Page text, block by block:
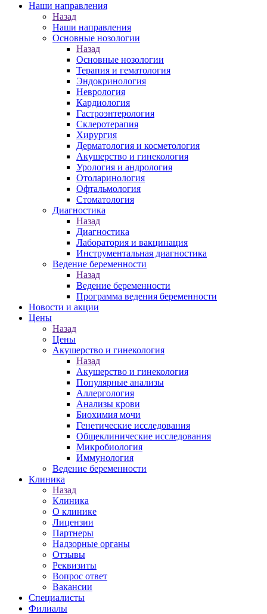
Наши направления
Назад
Наши направления
Основные нозологии
Назад
Основные нозологии
Терапия и гематология
Эндокринология
Неврология
Кардиология
Гастроэнтерология
Склеротерапия
Хирургия
Дерматология и косметология
Акушерство и гинекология
Урология и андрология
Отоларинология
Офтальмология
Стоматология
Диагностика
Назад
Диагностика
Лаборатория и вакцинация
Инструментальная диагностика
Ведение беременности
Назад
Ведение беременности
Программа ведения беременности
Новости и акции
Цены
Назад
Цены
Акушерство и гинекология
Назад
Акушерство и гинекология
Популярные анализы
Аллергология
Анализы крови
Биохимия мочи
Генетические исследования
Общеклинические исследования
Микробиология
Иммунология
Ведение беременности
Клиника
Назад
Клиника
О клинике
Лицензии
Партнеры
Надзорные органы
Отзывы
Реквизиты
Вопрос ответ
Вакансии
Специалисты
Филиалы